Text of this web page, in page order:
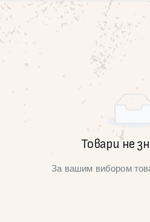
Товари не
За вашим вибором